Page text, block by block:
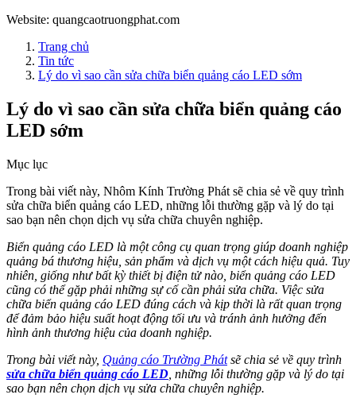
Website: quangcaotruongphat.com
Trang chủ
Tin tức
Lý do vì sao cần sửa chữa biển quảng cáo LED sớm
Lý do vì sao cần sửa chữa biển quảng cáo
LED sớm
Mục lục
Trong bài viết này, Nhôm Kính Trường Phát sẽ chia sẻ về quy trình
sửa chữa biển quảng cáo LED, những lỗi thường gặp và lý do tại
sao bạn nên chọn dịch vụ sửa chữa chuyên nghiệp.
Biển quảng cáo LED là một công cụ quan trọng giúp doanh nghiệp
quảng bá thương hiệu, sản phẩm và dịch vụ một cách hiệu quả. Tuy
nhiên, giống như bất kỳ thiết bị điện tử nào, biển quảng cáo LED
cũng có thể gặp phải những sự cố cần phải sửa chữa. Việc sửa
chữa biển quảng cáo LED đúng cách và kịp thời là rất quan trọng
để đảm bảo hiệu suất hoạt động tối ưu và tránh ảnh hưởng đến
hình ảnh thương hiệu của doanh nghiệp.
Trong bài viết này, Quảng cáo Trường Phátsẽ chia sẻ về quy trình
sửa chữa biển quảng cáo LED , những lỗi thường gặp và lý do tại
sao bạn nên chọn dịch vụ sửa chữa chuyên nghiệp.